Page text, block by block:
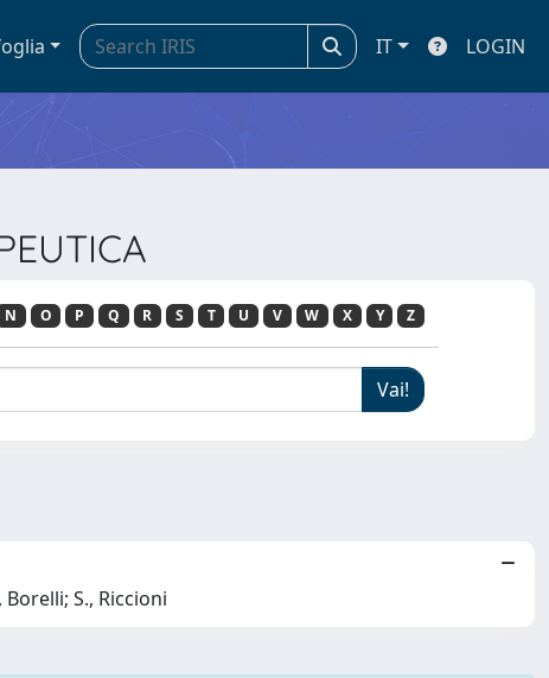
IT LOGIN
N O P Q R S T U V W X Y Z
S., Riccioni